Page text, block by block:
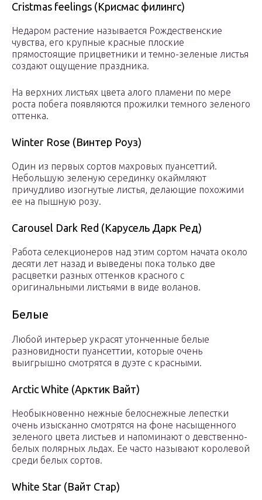
Cristmas feelings (Крисмас филингс)
Недаром растение называется Рождественские
чувства, его крупные красные плоские
прямостоящие прицветники и темно-зеленые листья
создают ощущение праздника.
На верхних листьях цвета алого пламени по мере
роста побега появляются прожилки темного зеленого
оттенка.
Winter Rose (Винтер Роуз)
Один из первых сортов махровых пуансеттий.
Небольшую зеленую серединку окаймляют
причудливо изогнутые листья, делающие похожими
ее на пышную розу.
Carousel Dark Red (Карусель Дарк Ред)
Работа селекционеров над этим сортом начата около
десяти лет назад и выведены пока только две
расцветки разных оттенков красного с
оригинальными листьями в виде воланов.
Белые
Любой интерьер украсят утонченные белые
разновидности пуансеттии, которые очень
выигрышно смотрятся в дуэте с красными.
Arctic White (Арктик Вайт)
Необыкновенно нежные белоснежные лепестки
очень изысканно смотрятся на фоне насыщенного
зеленого цвета листьев и напоминают о девственно-
белых полярных льдах. Ее часто называют королевой
среди белых сортов.
White Star (Вайт Стар)